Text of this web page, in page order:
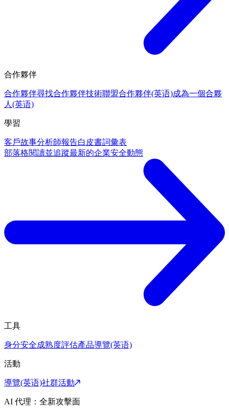
合作夥伴
合作夥伴尋找合作夥伴技術聯盟合作夥伴(英语)成為一個合夥
人(英语)
學習
客戶故事分析師報告白皮書詞彙表
部落格閱讀並追蹤最新的企業安全動態
工具
身分安全成熟度評估產品導覽(英语)
活動
導覽(英语)社群活動
AI 代理：全新攻擊面